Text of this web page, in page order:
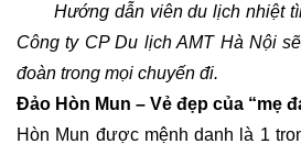
Hướng dẫn viên du lịch nhiệt
Công ty CP Du lịch AMT Hà Nội
đoàn trong mọi chuyến đi.
Đảo Hòn Mun – Vẻ đẹp của “mẹ
Hòn Mun được mệnh danh là 1